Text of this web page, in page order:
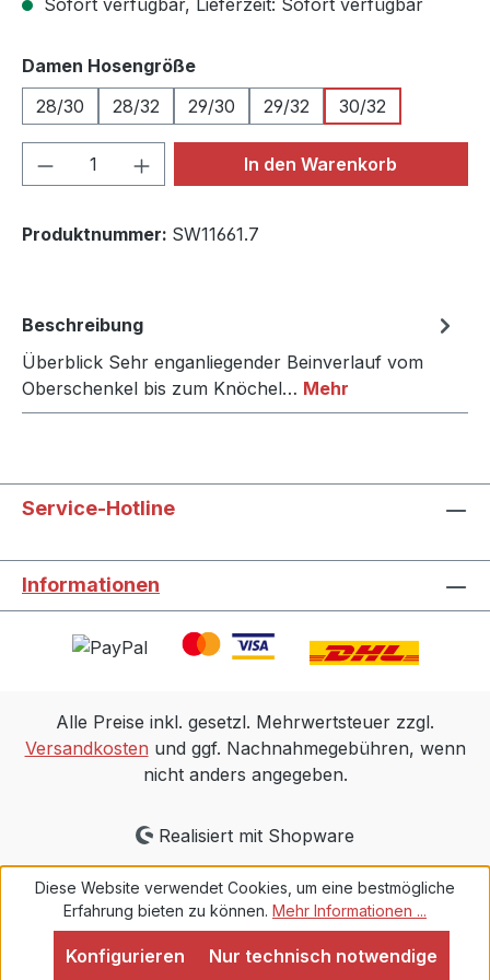
Sofort verfügbar, Lieferzeit: Sofort verfügbar
Damen Hosengrößeauswählen
28/30
28/32 29/30 29/32 30/32
Produkt Anzahl: Gib denIn den Warenkorb
Produktnummer: SW11661.7
Beschreibung
Überblick Sehr enganliegender Beinverlauf vom
Oberschenkel bis zum Knöchel… Mehr
Service-Hotline
Informationen
Alle Preise inkl. gesetzl. Mehrwertsteuer zzgl.
Versandkosten und ggf. Nachnahmegebühren, wenn
nicht anders angegeben.
Realisiert mit Shopware
Diese Website verwendet Cookies, um eine bestmögliche
Erfahrung bieten zu können. Mehr Informationen ...
Nur technisch notwendige
Konfigurieren